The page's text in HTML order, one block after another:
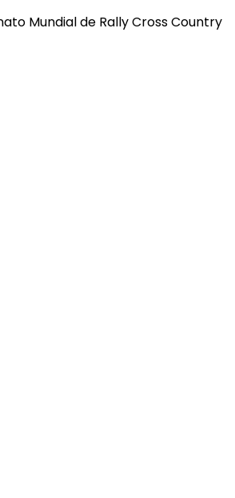
Mundial de Rally Cross Country